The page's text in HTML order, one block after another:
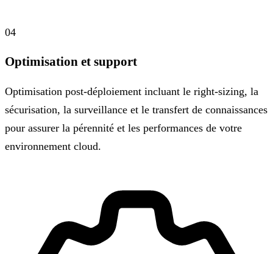
04
Optimisation et support
Optimisation post-déploiement incluant le right-sizing, la
sécurisation, la surveillance et le transfert de connaissances
pour assurer la pérennité et les performances de votre
environnement cloud.